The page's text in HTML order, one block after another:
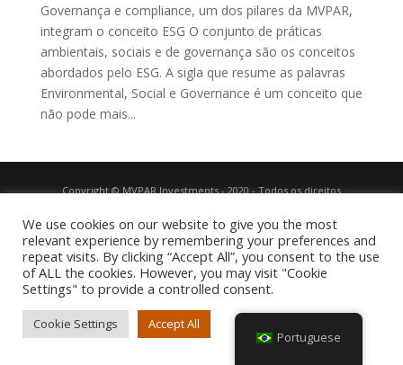
Governança e compliance, um dos pilares da MVPAR,
integram o conceito ESG O conjunto de práticas
ambientais, sociais e de governança são os conceitos
abordados pelo ESG. A sigla que resume as palavras
Environmental, Social e Governance é um conceito que
não pode mais...
Copyright © MVPAR Investments - 2020 - Todos os direitos
We use cookies on our website to give you the most
relevant experience by remembering your preferences and
repeat visits. By clicking “Accept All”, you consent to the use
of ALL the cookies. However, you may visit "Cookie
Settings" to provide a controlled consent.
Cookie Settings Accept All
Portuguese